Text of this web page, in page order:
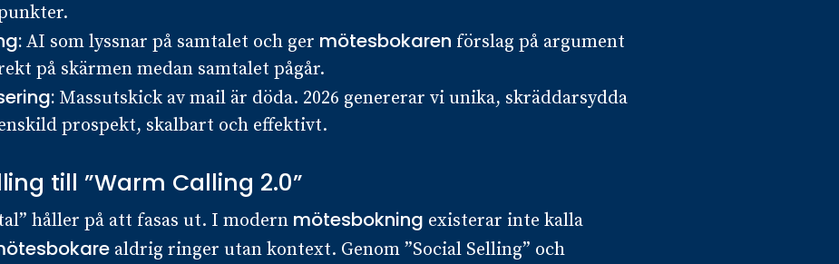
AI som lyssnar på samtalet och ger mötesbokaren förslag på argument
på skärmen medan samtalet pågår.
Massutskick av mail är döda. 2026 genererar vi unika, skräddarsydda
prospekt, skalbart och effektivt.
till ”Warm Calling 2.0”
håller på att fasas ut. I modern mötesbokning existerar inte kalla
aldrig ringer utan kontext. Genom ”Social Selling” och